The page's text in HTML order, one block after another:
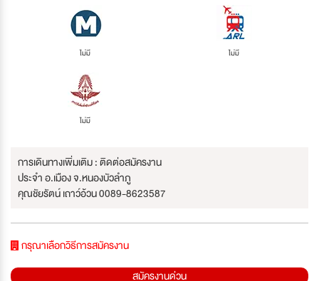
ไม่มี ไม่มี
ไม่มี
การเดินทางเพิ่มเติม : ติดต่อสมัครงาน
ประจำ อ.เมือง จ.หนองบัวลำภู
คุณชัยรัตน์ เถาว์อ้วน 0089-8623587
กรุณาเลือกวิธีการสมัครงาน
สมัครงานด่วน